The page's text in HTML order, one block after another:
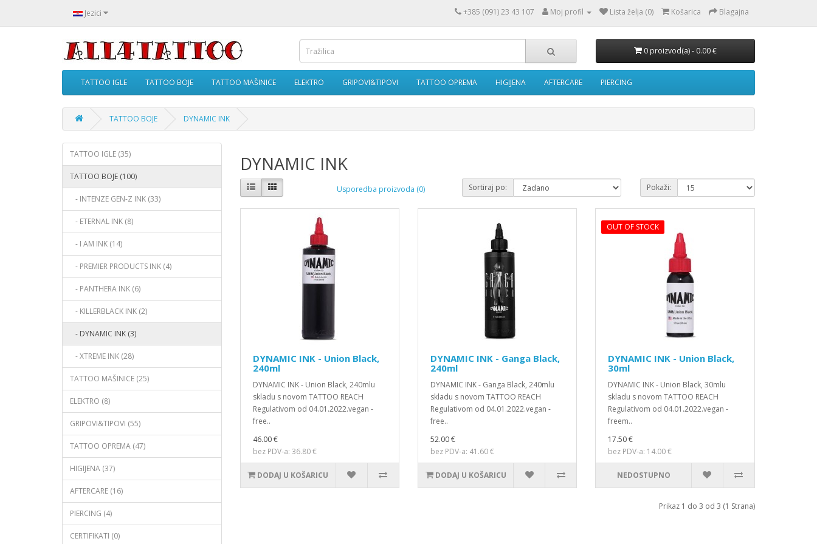
Jezici +385 (091) 23 43 107 Moj profil Lista želja (0) Košarica Blagajna
0 proizvod(a) - 0.00 €
TATTOO IGLE TATTOO BOJE TATTOO MAŠINICE ELEKTRO GRIPOVI&TIPOVI TATTOO OPREMA HIGIJENA AFTERCARE PIERCING
TATTOO BOJE DYNAMIC INK
TATTOO IGLE (35)
TATTOO BOJE (100)
- INTENZE GEN-Z INK (33)
- ETERNAL INK (8)
- I AM INK (14)
- PREMIER PRODUCTS INK (4)
- PANTHERA INK (6)
- KILLERBLACK INK (2)
- DYNAMIC INK (3)
- XTREME INK (28)
TATTOO MAŠINICE (25)
ELEKTRO (8)
GRIPOVI&TIPOVI (55)
TATTOO OPREMA (47)
HIGIJENA (37)
AFTERCARE (16)
PIERCING (4)
CERTIFIKATI (0)
DYNAMIC INK
Usporedba proizvoda (0) Sortiraj po: Pokaži:
DYNAMIC INK - Union Black,
240ml
DYNAMIC INK - Union Black, 240mlu
skladu s novom TATTOO REACH
Regulativom od 04.01.2022.vegan -
free..
46.00 €
bez PDV-a: 36.80 €
DODAJ U KOŠARICU
DYNAMIC INK - Ganga Black,
240ml
DYNAMIC INK - Ganga Black, 240mlu
skladu s novom TATTOO REACH
Regulativom od 04.01.2022.vegan -
free..
52.00 €
bez PDV-a: 41.60 €
DODAJ U KOŠARICU
OUT OF STOCK
DYNAMIC INK - Union Black,
30ml
DYNAMIC INK - Union Black, 30mlu
skladu s novom TATTOO REACH
Regulativom od 04.01.2022.vegan -
freem..
17.50 €
bez PDV-a: 14.00 €
NEDOSTUPNO
Prikaz 1 do 3 od 3 (1 Strana)